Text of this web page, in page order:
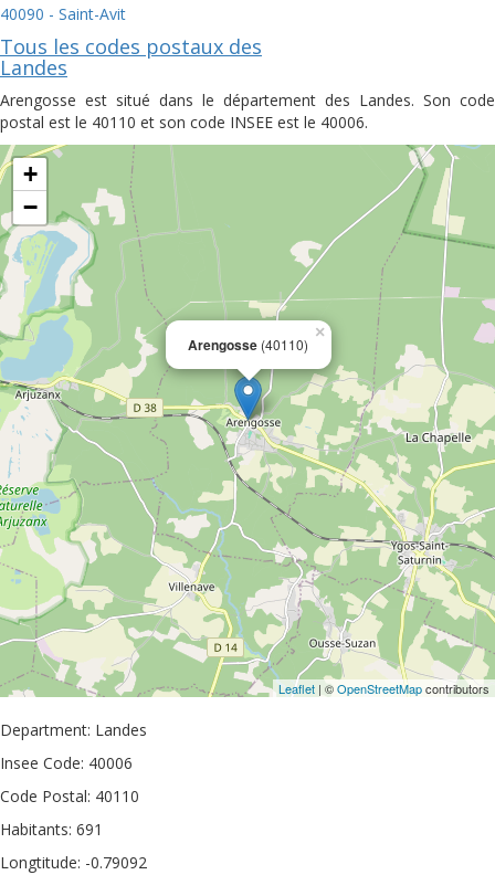
40090 - Saint-Avit
Tous les codes postaux des
Landes
Arengosse est situé dans le département des Landes. Son code
postal est le 40110 et son code INSEE est le 40006.
Arengosse (40110)
×
+
−
Leaflet | ©OpenStreetMapcontributors
Department: Landes
Insee Code: 40006
Code Postal: 40110
Habitants: 691
Longtitude: -0.79092